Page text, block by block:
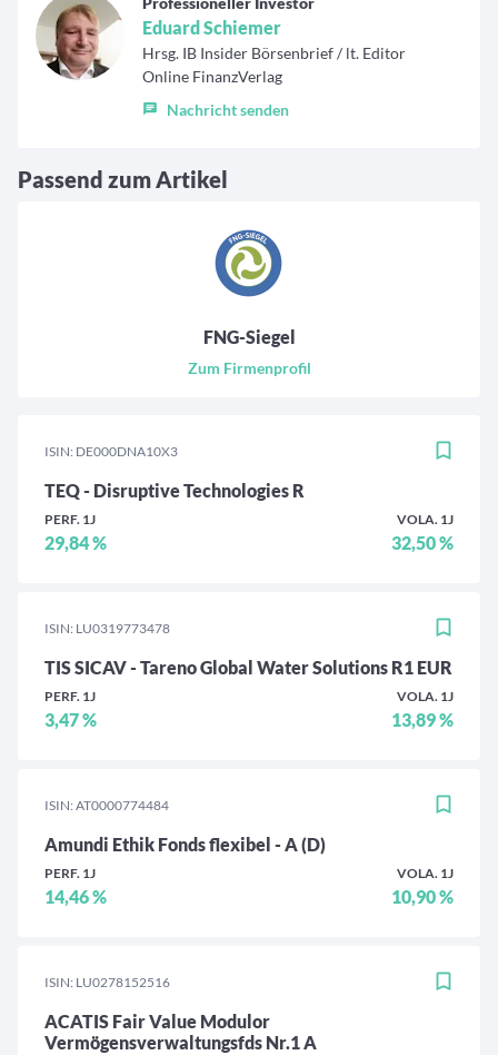
Eduard Schiemer
Hrsg. IB Insider Börsenbrief / lt. Editor
Online FinanzVerlag
Nachricht senden
Passend zum Artikel
FNG-Siegel
Zum Firmenprofil
ISIN: DE000DNA10X3
TEQ - Disruptive Technologies R
PERF. 1J
29,84 %
VOLA. 1J
32,50 %
ISIN: LU0319773478
TIS SICAV - Tareno Global Water Solutions R1 EUR
PERF. 1J
3,47 %
VOLA. 1J
13,89 %
ISIN: AT0000774484
Amundi Ethik Fonds flexibel - A (D)
PERF. 1J
14,46 %
VOLA. 1J
10,90 %
ISIN: LU0278152516
ACATIS Fair Value Modulor
Vermögensverwaltungsfds Nr.1 A